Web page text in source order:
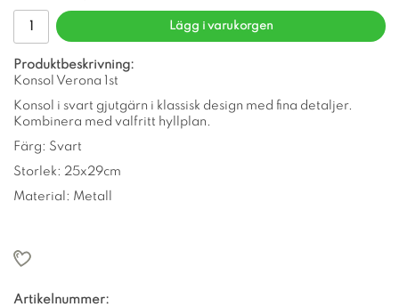
Lägg i varukorgen
Produktbeskrivning:
Konsol Verona 1st
Konsol i svart gjutgärn i klassisk design med fina detaljer.
Kombinera med valfritt hyllplan.
Färg: Svart
Storlek: 25x29cm
Material: Metall
Artikelnummer: